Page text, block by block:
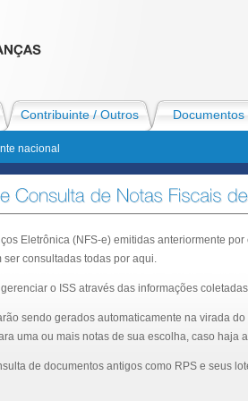
nacional
Contribuinte / Outros Documentos
Eletrônica (NFS-e) emitidas anteriormente
consultadas todas por aqui.
o ISS através das informações
sendo gerados automaticamente na virada
uma ou mais notas de sua escolha, caso haja
de documentos antigos como RPS e seus